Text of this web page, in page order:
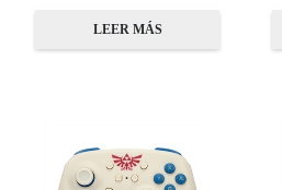
LEER MÁS